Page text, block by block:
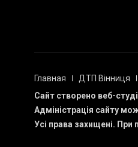
Главная ДТП Вінниця
Сайт створено веб-
Адміністрація сайту
Усі права захищені. При